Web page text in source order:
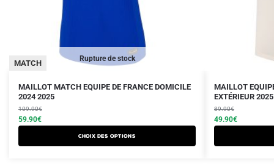
Rupture de stock
MATCH
MAILLOT MATCH EQUIPE DE FRANCE DOMICILE
2024 2025
109.90€
Le
prix
initial
était :
59.90€
Le
prix
actuel
est :
Choix des options
Ce
produit
a
plusieurs
variations.
MAILLOT
EXTÉRIEUR 2025
89.90€
Le
prix
initial
était :
49.90€
Le
prix
actuel
est :
Ce
produit
a
plusieurs
variations.